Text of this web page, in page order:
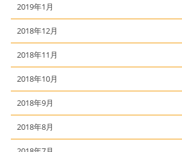
2019年1月
2018年12月
2018年11月
2018年10月
2018年9月
2018年8月